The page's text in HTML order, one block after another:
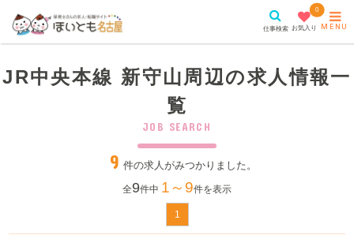
仕事検索
0
お気入り MENU
JR中央本線 新守山周辺の求人情報一
覧
JOB SEARCH
9 件の求人がみつかりました。
全9件中 1～9件を表示
1